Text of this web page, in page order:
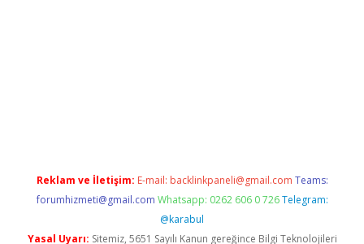
Reklam ve İletişim: E-mail: backlinkpaneli@gmail.com Teams:
forumhizmeti@gmail.com Whatsapp: 0262 606 0 726 Telegram:
@karabul
Yasal Uyarı: Sitemiz, 5651 Sayılı Kanun gereğince Bilgi Teknolojileri